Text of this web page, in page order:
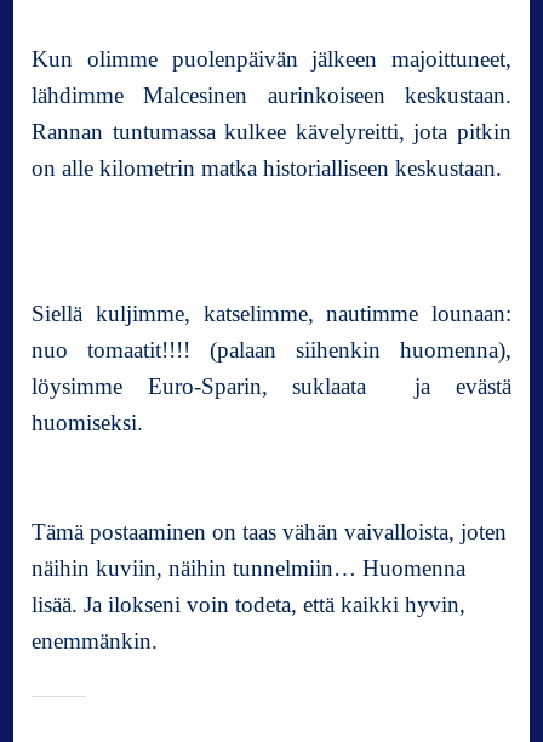
Kun olimme puolenpäivän jälkeen majoittuneet,
lähdimme Malcesinen aurinkoiseen keskustaan.
Rannan tuntumassa kulkee kävelyreitti, jota pitkin
on alle kilometrin matka historialliseen keskustaan.
Siellä kuljimme, katselimme, nautimme lounaan:
nuo tomaatit!!!! (palaan siihenkin huomenna),
löysimme Euro-Sparin, suklaata ja evästä
huomiseksi.
Tämä postaaminen on taas vähän vaivalloista, joten
näihin kuviin, näihin tunnelmiin… Huomenna
lisää. Ja ilokseni voin todeta, että kaikki hyvin,
enemmänkin.